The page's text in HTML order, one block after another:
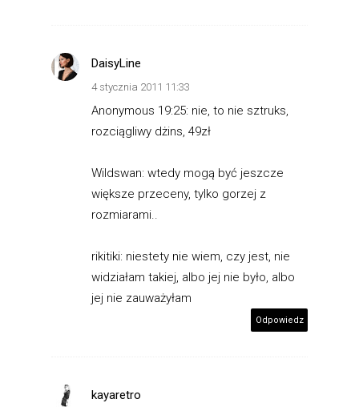
DaisyLine
4 stycznia 2011 11:33
Anonymous 19:25: nie, to nie sztruks,
rozciągliwy dżins, 49zł
Wildswan: wtedy mogą być jeszcze
większe przeceny, tylko gorzej z
rozmiarami..
rikitiki: niestety nie wiem, czy jest, nie
widziałam takiej, albo jej nie było, albo
jej nie zauważyłam
Odpowiedz
kayaretro